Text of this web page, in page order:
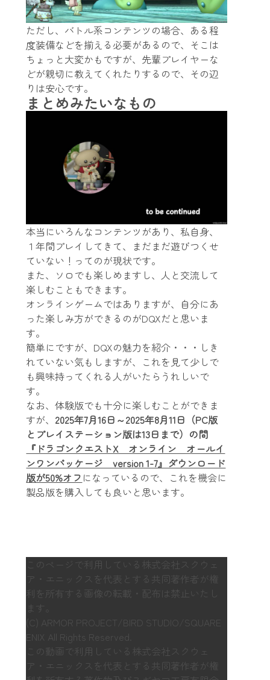
ただし、バトル系コンテンツの場合、ある程
度装備などを揃える必要があるので、そこは
ちょっと大変かもですが、先輩プレイヤーな
どが親切に教えてくれたりするので、その辺
りは安心です。
まとめみたいなもの
本当にいろんなコンテンツがあり、私自身、
１年間プレイしてきて、まだまだ遊びつくせ
ていない！ってのが現状です。
また、ソロでも楽しめますし、人と交流して
楽しむこともできます。
オンラインゲームではありますが、自分にあ
った楽しみ方ができるのがDQXだと思いま
す。
簡単にですが、DQXの魅力を紹介・・・しき
れていない気もしますが、これを見て少しで
も興味持ってくれる人がいたらうれしいで
す。
なお、体験版でも十分に楽しむことができま
すが、 2025年7月16日～2025年8月11日（PC版
とプレイステーション版は13日まで）の間
『ドラゴンクエストX オンライン オールイ
ンワンパッケージ version 1-7』ダウンロード
版が50%オフ になっているので、これを機会に
製品版を購入しても良いと思います。
このページで利用している株式会社スクウェ
ア・エニックスを代表とする共同著作者が権
利を所有する画像の転載・配布は禁止いたし
ます。
(C) ARMOR PROJECT/BIRD STUDIO/SQUARE
ENIX All Rights Reserved.
この動画で利用している株式会社スクウェ
ア・エニックスを代表とする共同著作者が権